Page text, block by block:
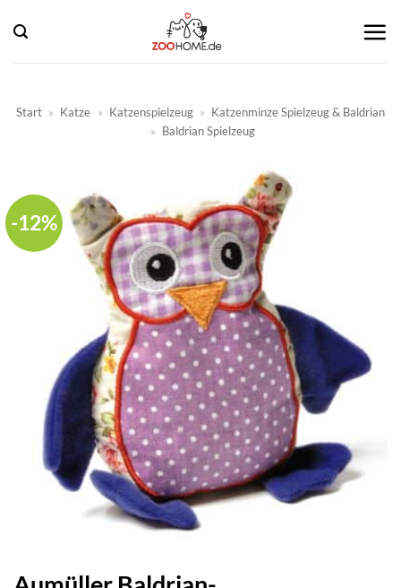
Inhalt
springen
Start » Katze » Katzenspielzeug » Katzenminze Spielzeug & Baldrian
» Baldrian Spielzeug
-12%